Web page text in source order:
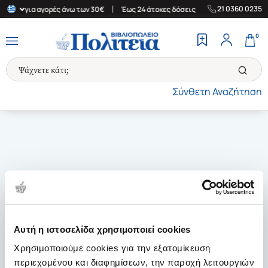
Αυτή η ιστοσελίδα χρησιμοποιεί cookies
Χρησιμοποιούμε cookies για την εξατομίκευση
περιεχομένου και διαφημίσεων, την παροχή λειτουργιών
για αγορές άνω των 30€ Έως 24 άτοκες δόσεις | Δωρεάν
21 0360 0235
Σύνθετη Αναζήτηση
0